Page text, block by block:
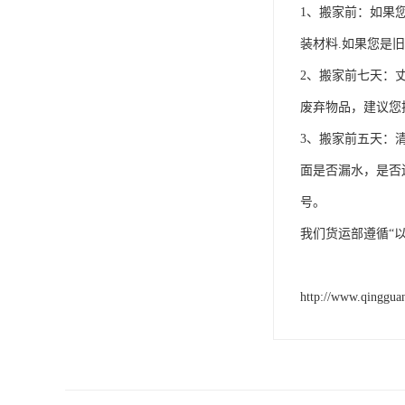
1、搬家前：如果
装材料.如果您是
2、搬家前七天：
废弃物品，建议
3、搬家前五天：
面是否漏水，是
号。
我们货运部遵循“
http://